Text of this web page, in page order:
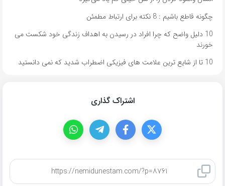
چگونه قاطع باشیم : 8 نکته برای ارتباط مطمئن
10 دلیل واضح که چرا افراد در رسیدن به اهداف زندگی خود شکست می
خورند
10 تا از شایع ترین علامت های فیزیکی اضطراب شدید که نمی دانستید
اشتراک گذاری